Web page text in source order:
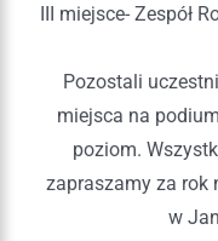
III miejsce- Zespół
Pozostali
miejsca na
poziom.
zapraszamy za rok
w